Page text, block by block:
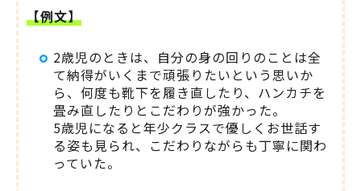
【例文】
2歳児のときは、自分の身の回りのことは全
て納得がいくまで頑張りたいという思いか
ら、何度も靴下を履き直したり、ハンカチを
畳み直したりとこだわりが強かった。
5歳児になると年少クラスで優しくお世話す
る姿も見られ、こだわりながらも丁寧に関わ
っていた。